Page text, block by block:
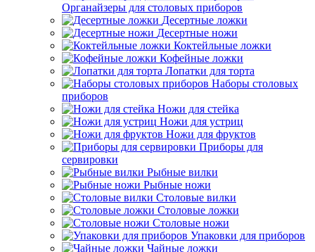
Органайзеры для столовых приборов
Десертные ложки
Десертные ножи
Коктейльные ложки
Кофейные ложки
Лопатки для торта
Наборы столовых
приборов
Ножи для стейка
Ножи для устриц
Ножи для фруктов
Приборы для
сервировки
Рыбные вилки
Рыбные ножи
Столовые вилки
Столовые ложки
Столовые ножи
Упаковки для приборов
Чайные ложки